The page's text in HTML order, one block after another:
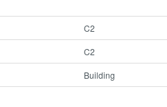
C2
C2
Building